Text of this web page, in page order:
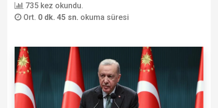
735 kez okundu.
Ort. 0 dk. 45 sn. okuma süresi